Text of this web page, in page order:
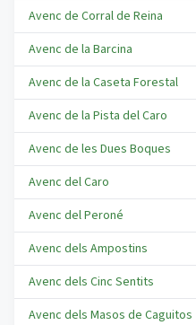
Avenc de Corral de Reina
Avenc de la Barcina
Avenc de la Caseta Forestal
Avenc de la Pista del Caro
Avenc de les Dues Boques
Avenc del Caro
Avenc del Peroné
Avenc dels Ampostins
Avenc dels Cinc Sentits
Avenc dels Masos de Caguitos